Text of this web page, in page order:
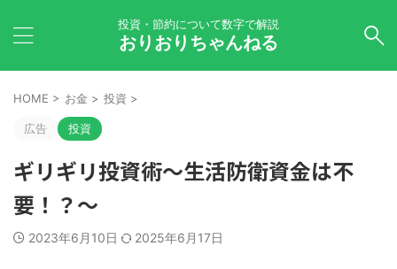
投資・節約について数字で解説
おりおりちゃんねる
HOME > お金 > 投資 >
広告 投資
ギリギリ投資術～生活防衛資金は不
要！？～
2023年6月10日 2025年6月17日